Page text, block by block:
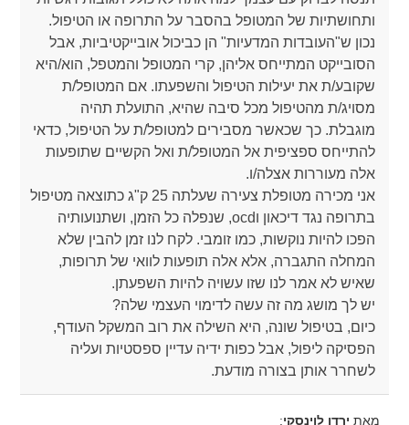
ותחושתיות של המטופל בהסבר על התרופה או הטיפול.
נכון ש"העובדות המדעיות" הן כביכול אובייקטיביות, אבל
הסובייקט המתייחס אליהן, קרי המטופל והמטפל, הוא/היא
שקובע/ת את יעילות הטיפול והשפעתו. אם המטופל/ת
מסויג/ת מהטיפול מכל סיבה שהיא, התועלת תהיה
מוגבלת. כך שכאשר מסבירים למטופל/ת על הטיפול, כדאי
להתייחס ספציפית אל המטופל/ת ואל הקשיים שתופעות
אלה מעוררות אצלה/ו.
אני מכירה מטופלת צעירה שעלתה 25 ק"ג כתוצאה מטיפול
בתרופה נגד דיכאון וocd, שנפלה כל הזמן, ושתנועותיה
הפכו להיות נוקשות, כמו זומבי. לקח לנו זמן להבין שלא
המחלה התגברה, אלא אלה תופעות לוואי של תרופות,
שאיש לא אמר לנו שזו עשויה להיות השפעתן.
יש לך מושג מה זה עשה לדימוי העצמי שלה?
כיום, בטיפול שונה, היא השילה את רוב המשקל העודף,
הפסיקה ליפול, אבל כפות ידיה עדיין ספסטיות ועליה
לשחרר אותן בצורה מודעת.
מאת ירדן לוינסקי: